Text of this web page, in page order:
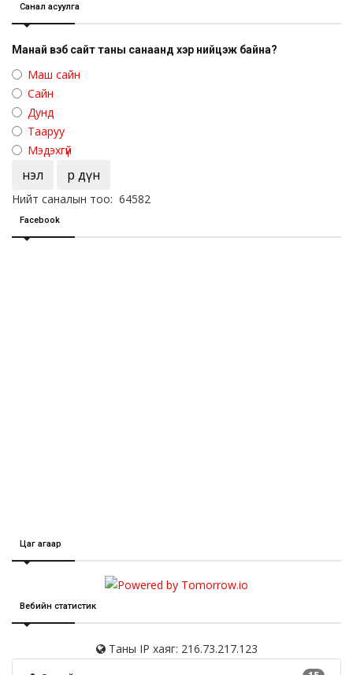
Санал асуулга
Манай вэб сайт таны санаанд хэр нийцэж байна?
Маш сайн
Сайн
Дунд
Тааруу
Мэдэхгүй
Үнэл Үр дүн
Нийт саналын тоо: 64582
Facebook
Цаг агаар
Вебийн статистик
Таны IP хаяг: 216.73.217.123